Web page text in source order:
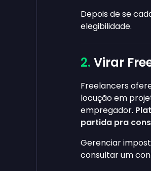
Depois de se
elegibilidade.
Virar
Freelancers
locução em
empregador.
partida pra
Gerenciar
consultar um